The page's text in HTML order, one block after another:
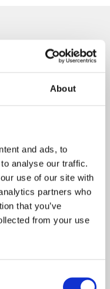
About
and ads, to
analyse our traffic.
use of our site with
partners who
that you’ve
from your use
webshop.
hemmet.
dukar, plädar, frotté,
Morristyger mm